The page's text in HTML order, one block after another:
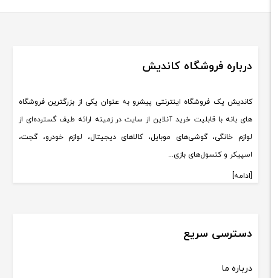
درباره فروشگاه کاندیش
کاندیش یک فروشگاه اینترنتی پیشرو به عنوان یکی از بزرگترین فروشگاه
های بانه با قابلیت خرید آنلاین از سایت در زمینه ارائه طیف گسترده‌ای از
لوازم خانگی، گوشی‌های موبایل، کالاهای دیجیتال، لوازم خودرو، گجت،
اسپیکر و کنسول‌های بازی...
[ادامه]
دسترسی سریع
درباره ما